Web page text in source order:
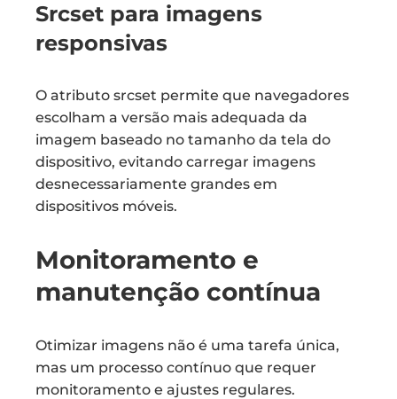
Srcset para imagens
responsivas
O atributo srcset permite que navegadores
escolham a versão mais adequada da
imagem baseado no tamanho da tela do
dispositivo, evitando carregar imagens
desnecessariamente grandes em
dispositivos móveis.
Monitoramento e
manutenção contínua
Otimizar imagens não é uma tarefa única,
mas um processo contínuo que requer
monitoramento e ajustes regulares.